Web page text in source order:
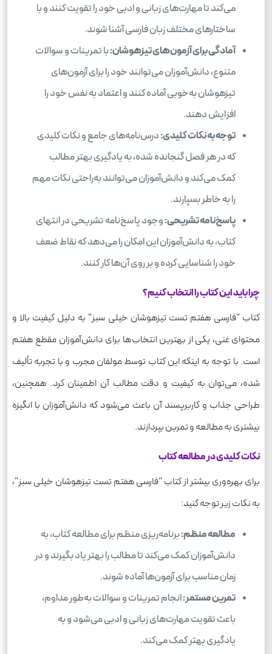
می‌کند تا مهارت‌های زبانی و ادبی خود را تقویت کنند و با
ساختارهای مختلف زبان فارسی آشنا شوند.
آمادگی برای آزمون‌های تیزهوشان:با تمرینات و سوالات
متنوع، دانش‌آموزان می‌توانند خود را برای آزمون‌های
تیزهوشان به‌خوبی آماده کنند و اعتماد به نفس خود را
افزایش دهند.
توجه به نکات کلیدی:درس‌نامه‌های جامع و نکات کلیدی
که در هر فصل گنجانده شده، به یادگیری بهتر مطالب
کمک می‌کند و دانش‌آموزان می‌توانند به‌راحتی نکات مهم
را به خاطر بسپارند.
پاسخ‌نامه تشریحی:وجود پاسخ‌نامه تشریحی در انتهای
کتاب، به دانش‌آموزان این امکان را می‌دهد که نقاط ضعف
خود را شناسایی کرده و بر روی آن‌ها کار کنند.
چرا باید این کتاب را انتخاب کنیم؟
کتاب "فارسی هفتم تست تیزهوشان خیلی سبز" به دلیل کیفیت بالا و
محتوای غنی، یکی از بهترین انتخاب‌ها برای دانش‌آموزان مقطع هفتم
است. با توجه به اینکه این کتاب توسط مولفان مجرب و با تجربه تألیف
شده، می‌توان به کیفیت و دقت مطالب آن اطمینان کرد. همچنین،
طراحی جذاب و کاربرپسند آن باعث می‌شود که دانش‌آموزان با انگیزه
بیشتری به مطالعه و تمرین بپردازند.
نکات کلیدی در مطالعه کتاب
برای بهره‌وری بیشتر از کتاب "فارسی هفتم تست تیزهوشان خیلی سبز"،
به نکات زیر توجه کنید:
مطالعه منظم:برنامه‌ریزی منظم برای مطالعه کتاب، به
دانش‌آموزان کمک می‌کند تا مطالب را بهتر یاد بگیرند و در
زمان مناسب برای آزمون‌ها آماده شوند.
تمرین مستمر:انجام تمرینات و سوالات به‌طور مداوم،
باعث تقویت مهارت‌های زبانی و ادبی می‌شود و به
یادگیری بهتر کمک می‌کند.